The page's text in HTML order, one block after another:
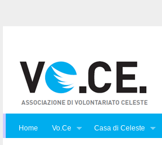
Home Vo.Ce Casa di Celeste